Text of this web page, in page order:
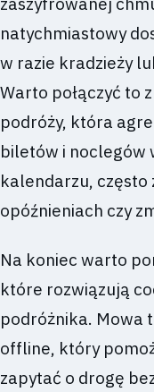
natychmiastowy
w razie kradzieży
Warto połączyć to
podróży, która
biletów i noclegów
kalendarzu, często
opóźnieniach czy
Na koniec warto
które rozwiązują
podróżnika. Mowa
offline, który
zapytać o drogę